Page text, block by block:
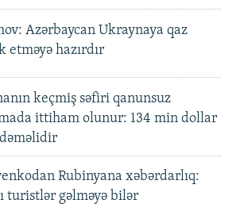
Azərbaycan Ukraynaya qaz
etməyə hazırdır
keçmiş səfiri qanunsuz
ittiham olunur: 134 min dollar
Rubinyana xəbərdarlıq:
turistlər gəlməyə bilər